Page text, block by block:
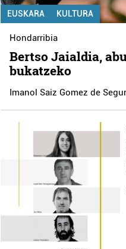
EUSKARA KULTURA
Hondarribia
Bertso Jaialdia,
bukatzeko
Imanol Saiz Gomez de